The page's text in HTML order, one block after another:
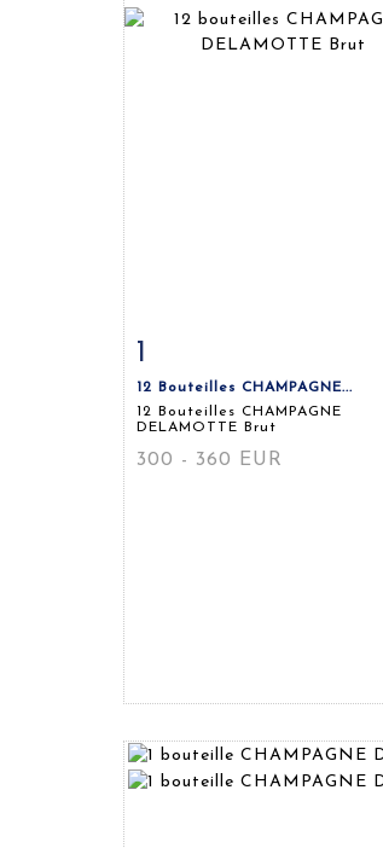
1
12 Bouteilles CHAMPAGNE...
12 Bouteilles CHAMPAGNE
DELAMOTTE Brut
300 - 360 EUR